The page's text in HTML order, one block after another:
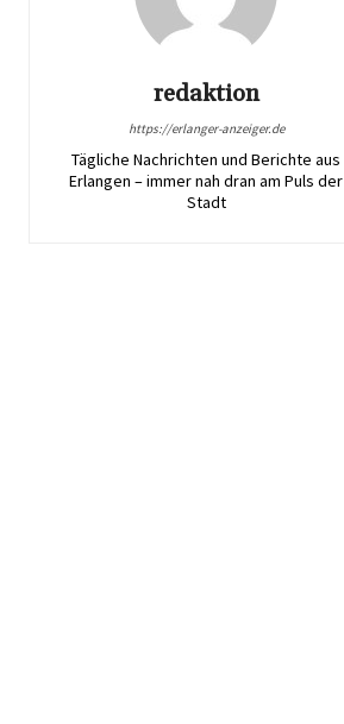
redaktion
https://erlanger-anzeiger.de
Tägliche Nachrichten und Berichte aus
Erlangen – immer nah dran am Puls der
Stadt